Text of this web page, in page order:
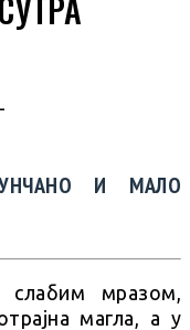
И МАЛО
мразом,
магла, а у